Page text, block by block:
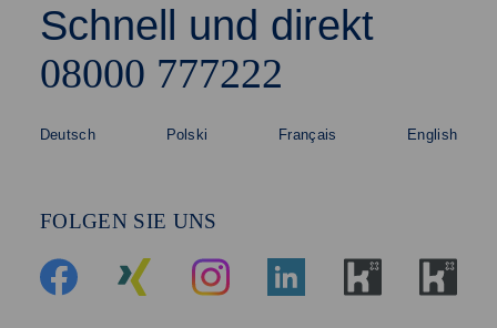
Schnell und direkt
08000 777222
Deutsch Polski Français English
FOLGEN SIE UNS